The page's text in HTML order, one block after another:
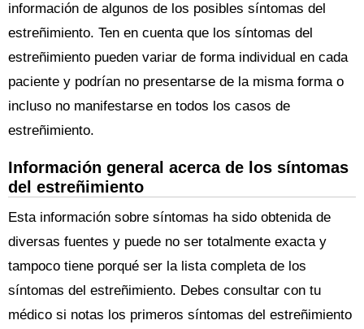
información de algunos de los posibles síntomas del
estreñimiento. Ten en cuenta que los síntomas del
estreñimiento pueden variar de forma individual en cada
paciente y podrían no presentarse de la misma forma o
incluso no manifestarse en todos los casos de
estreñimiento.
Información general acerca de los síntomas
del estreñimiento
Esta información sobre síntomas ha sido obtenida de
diversas fuentes y puede no ser totalmente exacta y
tampoco tiene porqué ser la lista completa de los
síntomas del estreñimiento. Debes consultar con tu
médico si notas los primeros síntomas del estreñimiento